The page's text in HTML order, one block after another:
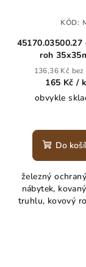
45170.03500.27
roh
136,36 Kč bez
165 Kč/
obvykle
Do
železný
nábytek,
truhlu, kovový
KÓD: